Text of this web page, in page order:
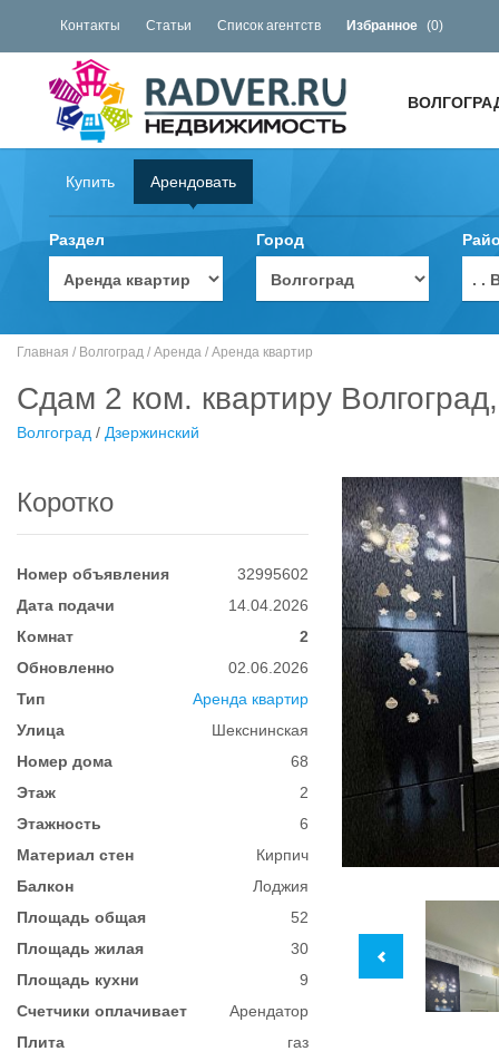
Контакты Статьи Список агентств Избранное (0)
Купить Арендовать
Раздел Город
. .
Главная / Волгоград / Аренда / Аренда квартир
Сдам 2 ком. квартиру
Волгоград / Дзержинский
Коротко
Номер объявления
32995602
Дата подачи
14.04.2026
Комнат
2
Обновленно
02.06.2026
Тип
Аренда квартир
Улица
Шекснинская
Номер дома
68
Этаж
2
Этажность
6
Материал стен
Кирпич
Балкон
Лоджия
Площадь общая
52
Площадь жилая
30
Площадь кухни
9
Счетчики оплачивает
Арендатор
Плита
газ